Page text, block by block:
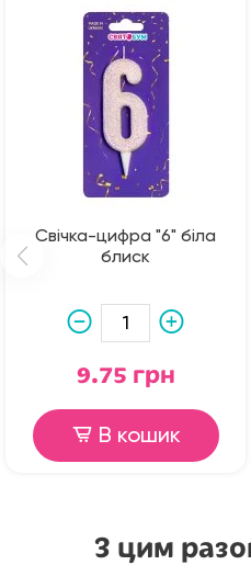
Свічка-цифра "6" біла
блиск
9.75 грн
В кошик
З цим